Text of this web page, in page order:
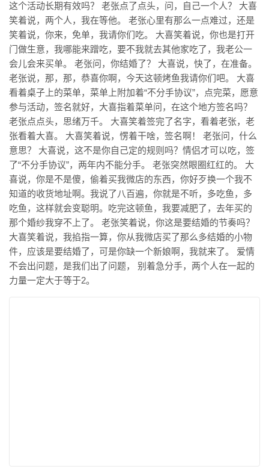
这个活动长期有效吗？ 老张点了点头，问，自己一个人？ 大喜
笑着说，两个人，我在等他。 老张心里有那么一点难过，还是
笑着说，你来，免单，我请你们吃。 大喜笑着说，你也是打开
门做生意，我哪能来蹭吃，要不我就去其他家吃了，我老公一
会儿会来买单。 老张问，你结婚了？ 大喜说，快了，在准备。
老张说，那，那，恭喜你啊，今天这顿烤鱼我请你们吧。 大喜
看着桌子上的菜单，菜单上附加着“不分手协议”，点完菜，愿意
参与活动，签名就好，大喜指着菜单问，在这个地方签名吗？
老张点点头，思绪万千。 大喜笑着签完了名字，看着老张，老
张看着大喜。 大喜笑着说，愣着干啥，签名啊！ 老张问，什么
意思？ 大喜说，这不是你自己定的规则吗？情侣才可以吃，签
了“不分手协议”，两年内不能分手。 老张突然眼圈红红的。 大
喜说，你是不是傻，偷着买我微店的东西，你好歹换一个我不
知道的收货地址啊。我说了八百遍，你就是不听，多吃鱼，多
吃鱼，这样就会变聪明。吃完这顿鱼，我要减肥了，去年买的
那个婚纱我穿不上了。 老张笑着说，你这是要结婚的节奏吗？
大喜笑着说，我掐指一算，你从我微店买了那么多结婚的小物
件，应该是要结婚了，可是你缺一个新娘啊，我就来了。 爱情
不会出问题，是我们出了问题， 别着急分手，两个人在一起的
力量一定大于等于2。